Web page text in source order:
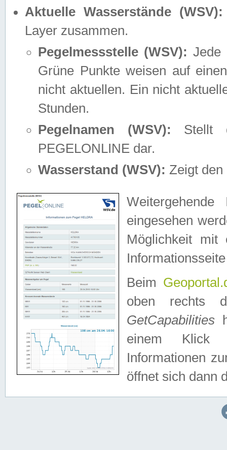
Aktuelle Wasserstände (WSV):
Layer zusammen.
Pegelmessstelle (WSV): Jede
Grüne Punkte weisen auf
nicht aktuellen. Ein nicht
Stunden.
Pegelnamen (WSV): Stellt
PEGELONLINE dar.
Wasserstand (WSV): Zeigt den
eingesehen
Möglichkeit mit
Beim
oben rechts
GetCapabilities
einem Klick
Informationen
öffnet sich dann